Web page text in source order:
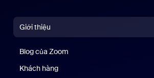
Giới thiệu
Blog của Zoom
Khách hàng